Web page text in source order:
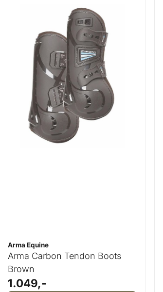
Arma Equine
Arma Carbon Tendon Boots
Brown
1.049,-